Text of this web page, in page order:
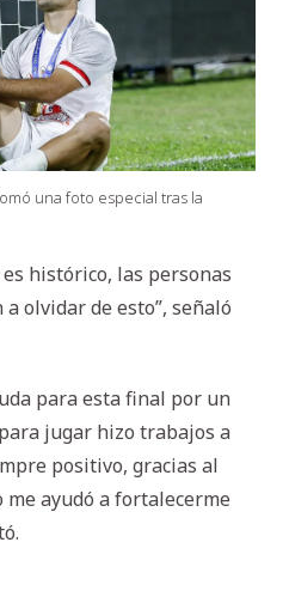
una foto especial tras la
histórico, las personas
olvidar de esto”, señaló
para esta final por un
jugar hizo trabajos a
positivo, gracias al
ayudó a fortalecerme